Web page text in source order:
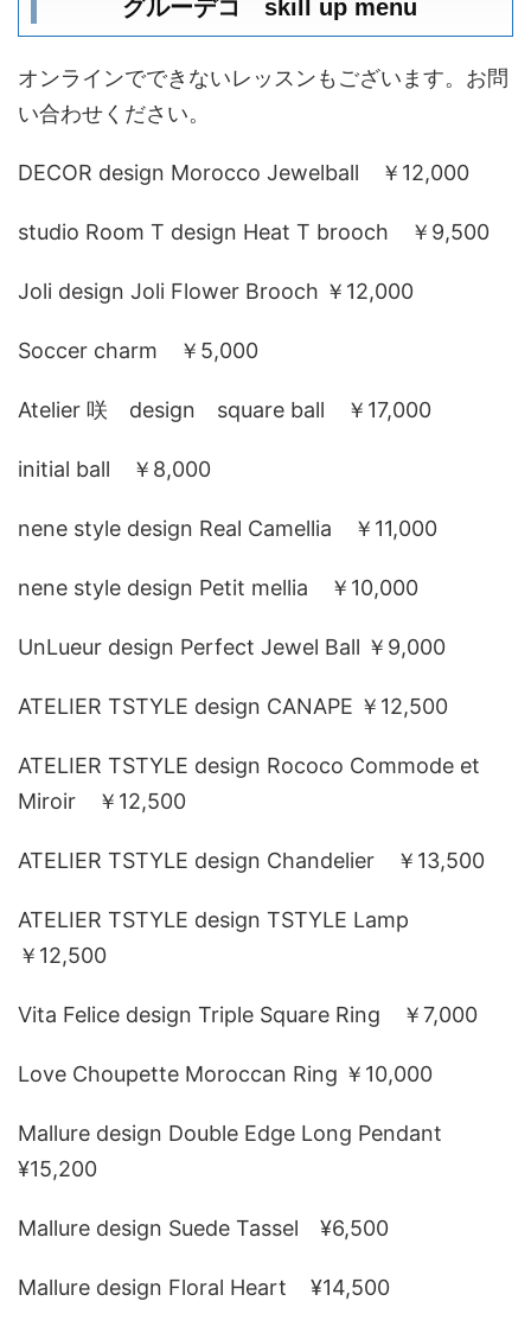
グルーデコ skill up menu
オンラインでできないレッスンもございます。お問
い合わせください。
DECOR design Morocco Jewelball ￥12,000
studio Room T design Heat T brooch ￥9,500
Joli design Joli Flower Brooch ￥12,000
Soccer charm ￥5,000
Atelier 咲 design square ball ￥17,000
initial ball ￥8,000
nene style design Real Camellia ￥11,000
nene style design Petit mellia ￥10,000
UnLueur design Perfect Jewel Ball ￥9,000
ATELIER TSTYLE design CANAPE ￥12,500
ATELIER TSTYLE design Rococo Commode et
Miroir ￥12,500
ATELIER TSTYLE design Chandelier ￥13,500
ATELIER TSTYLE design TSTYLE Lamp
￥12,500
Vita Felice design Triple Square Ring ￥7,000
Love Choupette Moroccan Ring ￥10,000
Mallure design Double Edge Long Pendant
¥15,200
Mallure design Suede Tassel ¥6,500
Mallure design Floral Heart ¥14,500